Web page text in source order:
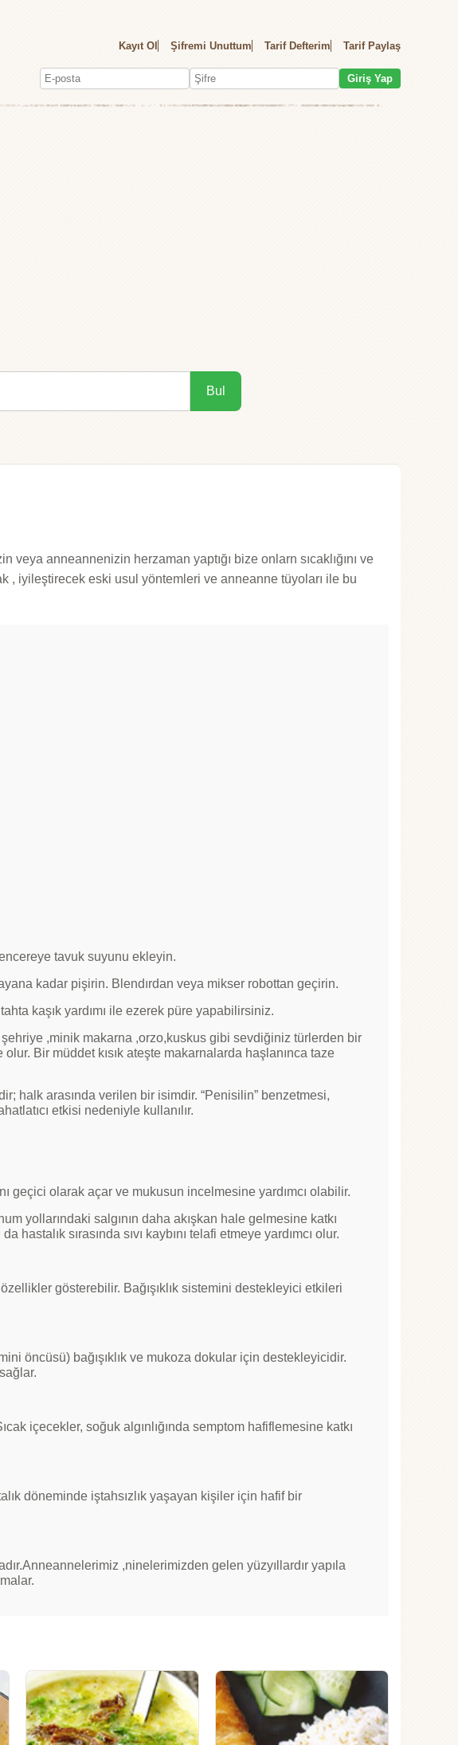
Kayıt Ol Şifremi Unuttum Tarif Defterim Tarif Paylaş
Giriş Yap
Bul
anneannenizin herzaman yaptığı bize onlarn sıcaklığını ve
, iyileştirecek eski usul yöntemleri ve anneanne tüyoları ile bu
tavuk suyunu ekleyin.
kadar pişirin. Blendırdan veya mikser robottan geçirin.
kaşık yardımı ile ezerek püre yapabilirsiniz.
,minik makarna ,orzo,kuskus gibi sevdiğiniz türlerden bir
Bir müddet kısık ateşte makarnalarda haşlanınca taze
halk arasında verilen bir isimdir. “Penisilin” benzetmesi,
etkisi nedeniyle kullanılır.
geçici olarak açar ve mukusun incelmesine yardımcı olabilir.
yollarındaki salgının daha akışkan hale gelmesine katkı
hastalık sırasında sıvı kaybını telafi etmeye yardımcı olur.
gösterebilir. Bağışıklık sistemini destekleyici etkileri
öncüsü) bağışıklık ve mukoza dokular için destekleyicidir.
içecekler, soğuk algınlığında semptom hafiflemesine katkı
döneminde iştahsızlık yaşayan kişiler için hafif bir
,ninelerimizden gelen yüzyıllardır yapıla